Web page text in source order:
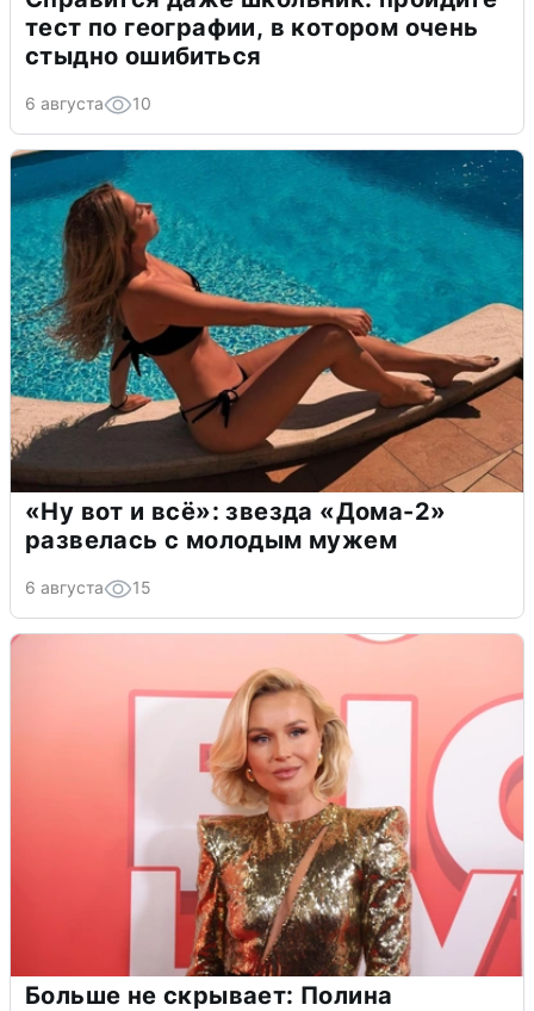
тест по географии, в котором очень
стыдно ошибиться
6 августа 10
«Ну вот и всё»: звезда «Дома-2»
развелась с молодым мужем
6 августа 15
Больше не скрывает: Полина